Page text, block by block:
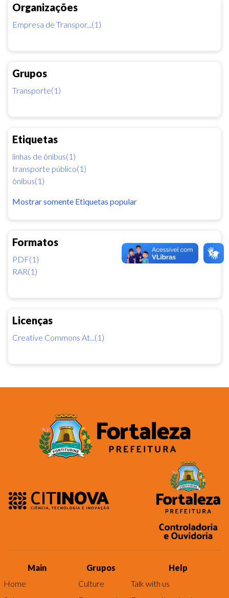
Organizações
Empresa de Transpor...(1)
Grupos
Transporte(1)
Etiquetas
linhas de ônibus(1)
transporte público(1)
ônibus(1)
Mostrar somente Etiquetas popular
Formatos
PDF(1)
RAR(1)
Licenças
Creative Commons At...(1)
Main
Home
Grupos
Culture
Help
Talk with us